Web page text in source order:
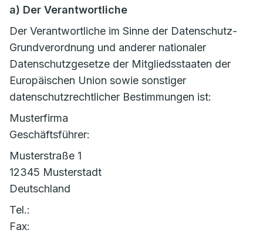
a) Der Verantwortliche
Der Verantwortliche im Sinne der Datenschutz-
Grundverordnung und anderer nationaler
Datenschutzgesetze der Mitgliedsstaaten der
Europäischen Union sowie sonstiger
datenschutzrechtlicher Bestimmungen ist:
Musterfirma
Geschäftsführer:
Musterstraße 1
12345 Musterstadt
Deutschland
Tel.:
Fax: